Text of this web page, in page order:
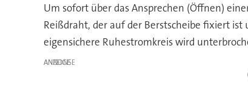
Um sofort über das Ansprechen (Öffnen)
Reißdraht, der auf der Berstscheibe fixiert
eigensichere Ruhestromkreis wird
ANZEIGE